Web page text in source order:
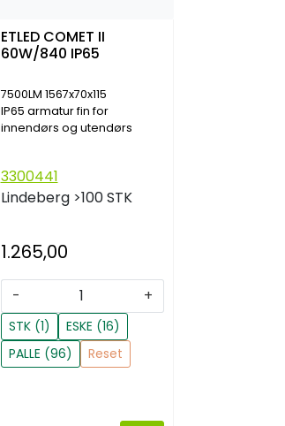
ETLED COMET II
60W/840 IP65
7500LM 1567x70x115
IP65 armatur fin for
innendørs og utendørs
3300441
Lindeberg >100 STK
1.265,00
- +
STK (1)
ESKE (16)
PALLE (96)
Reset